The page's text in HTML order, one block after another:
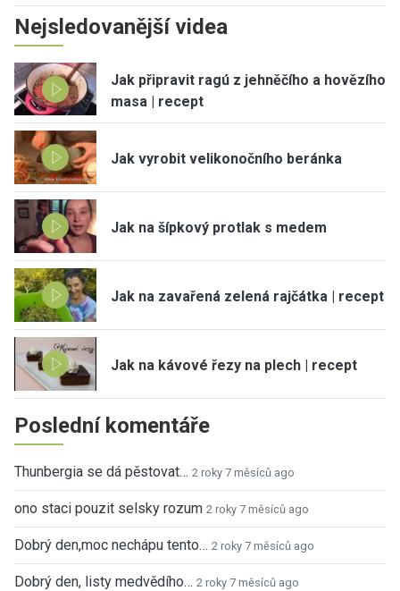
Nejsledovanější videa
Jak připravit ragú z jehněčího a hovězího
masa | recept
Jak vyrobit velikonočního beránka
Jak na šípkový protlak s medem
Jak na zavařená zelená rajčátka | recept
Jak na kávové řezy na plech | recept
Poslední komentáře
Thunbergia se dá pěstovat… 2 roky 7 měsíců ago
ono staci pouzit selsky rozum 2 roky 7 měsíců ago
Dobrý den,moc nechápu tento… 2 roky 7 měsíců ago
Dobrý den, listy medvědího… 2 roky 7 měsíců ago